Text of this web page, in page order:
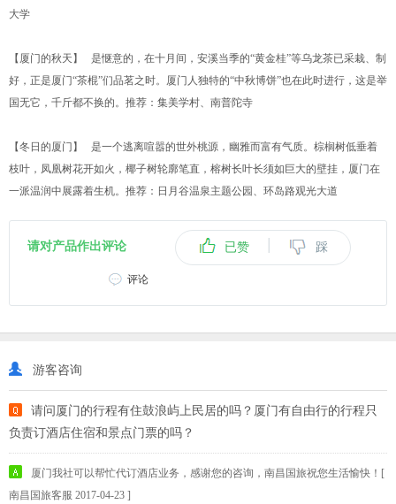
大学
【厦门的秋天】 是惬意的，在十月间，安溪当季的“黄金桂”等乌龙茶已采栽、制
好，正是厦门“茶棍”们品茗之时。厦门人独特的“中秋博饼”也在此时进行，这是举
国无它，千斤都不换的。推荐：集美学村、南普陀寺
【冬日的厦门】 是一个逃离喧嚣的世外桃源，幽雅而富有气质。棕榈树低垂着
枝叶，凤凰树花开如火，椰子树轮廓笔直，榕树长叶长须如巨大的壁挂，厦门在
一派温润中展露着生机。推荐：日月谷温泉主题公园、环岛路观光大道
请对产品作出评论 已赞 踩
评论
游客咨询
请问厦门的行程有住鼓浪屿上民居的吗？厦门有自由行的行程只
负责订酒店住宿和景点门票的吗？
厦门我社可以帮忙代订酒店业务，感谢您的咨询，南昌国旅祝您生活愉快！[
南昌国旅客服 2017-04-23 ]